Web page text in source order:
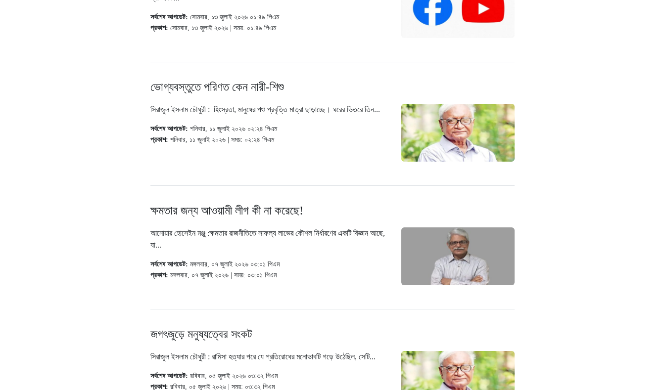
সর্বশেষ আপডেট: সোমবার, ১৩ জুলাই ২০২৬ ০১:৪৯ পিএম
প্রকাশ: সোমবার, ১৩ জুলাই ২০২৬ | সময়: ০১:৪৯ পিএম
ভোগ্যবস্তুতে পরিণত কেন নারী-শিশু
সিরাজুল ইসলাম চৌধুরী : হিংস্রতা, মানুষের পশু প্রবৃত্তি মাত্রা ছাড়াচ্ছে। ঘরের ভিতরে তিন...
সর্বশেষ আপডেট: শনিবার, ১১ জুলাই ২০২৬ ০২:২৪ পিএম
প্রকাশ: শনিবার, ১১ জুলাই ২০২৬ | সময়: ০২:২৪ পিএম
ক্ষমতার জন্য আওয়ামী লীগ কী না করেছে!
আনোয়ার হোসেইন মঞ্জু :ক্ষমতার রাজনীতিতে সাফল্য লাভের কৌশল নির্ধারণের একটি বিজ্ঞান আছে,
যা...
সর্বশেষ আপডেট: মঙ্গলবার, ০৭ জুলাই ২০২৬ ০৩:০১ পিএম
প্রকাশ: মঙ্গলবার, ০৭ জুলাই ২০২৬ | সময়: ০৩:০১ পিএম
জগৎজুড়ে মনুষ্যত্বের সংকট
সিরাজুল ইসলাম চৌধুরী : রামিসা হত্যার পরে যে প্রতিরোধের মনোভাবটি গড়ে উঠেছিল, সেটি...
সর্বশেষ আপডেট: রবিবার, ০৫ জুলাই ২০২৬ ০৩:৩২ পিএম
প্রকাশ: রবিবার, ০৫ জুলাই ২০২৬ | সময়: ০৩:৩২ পিএম